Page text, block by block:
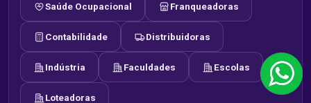
Saúde Ocupacional Franqueadoras
Contabilidade Distribuidoras
Indústria Faculdades Escolas
Loteadoras